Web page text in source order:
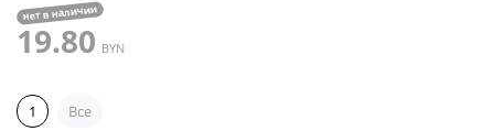
нет в наличии
19.80 BYN
1 Все